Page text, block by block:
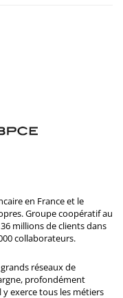
en France et le
Groupe coopératif au
millions de clients dans
collaborateurs.
grands réseaux de
profondément
exerce tous les métiers